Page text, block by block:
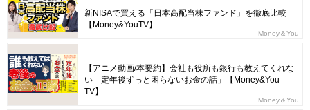
新NISAで買える「日本高配当株ファンド」を徹底比較
【Money&YouTV】
Money＆You
【アニメ動画/本要約】会社も役所も銀行も教えてくれな
い「定年後ずっと困らないお金の話」【Money&You
TV】
Money＆You